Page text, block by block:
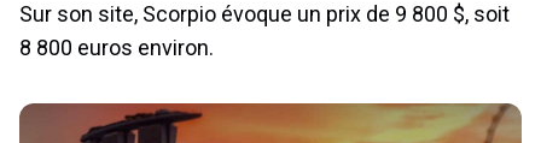
Sur son site, Scorpio évoque un prix de 9 800 $, soit
8 800 euros environ.